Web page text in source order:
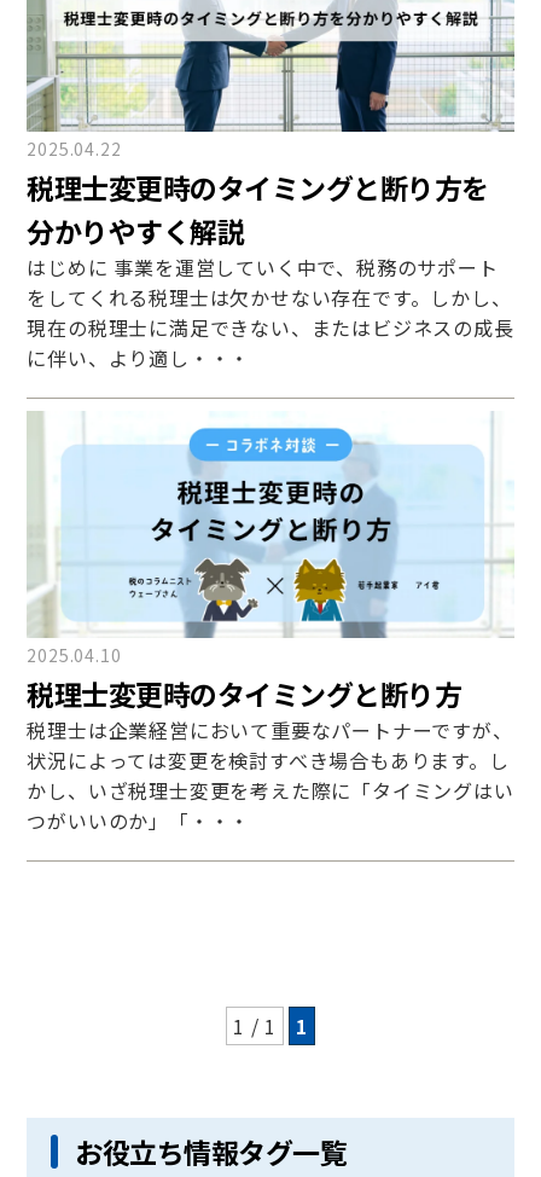
2025.04.22
税理士変更時のタイミングと断り方を
分かりやすく解説
はじめに 事業を運営していく中で、税務のサポート
をしてくれる税理士は欠かせない存在です。しかし、
現在の税理士に満足できない、またはビジネスの成長
に伴い、より適し・・・
2025.04.10
税理士変更時のタイミングと断り方
税理士は企業経営において重要なパートナーですが、
状況によっては変更を検討すべき場合もあります。し
かし、いざ税理士変更を考えた際に「タイミングはい
つがいいのか」「・・・
1 / 1 1
お役立ち情報タグ一覧